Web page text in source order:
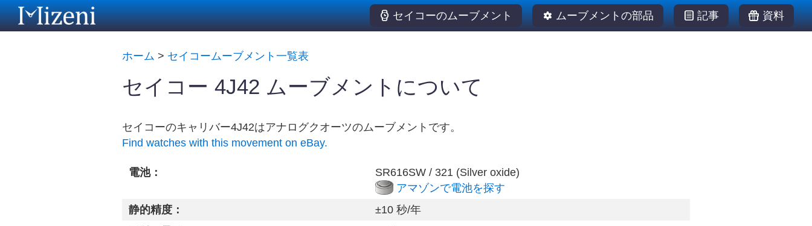
セイコーのムーブメント ムーブメントの部品 記事 資料
ホーム > セイコームーブメント一覧表
セイコー 4J42 ムーブメントについて
セイコーのキャリバー4J42はアナログクオーツのムーブメントです。
Find watches with this movement on eBay.
電池：
SR616SW / 321 (Silver oxide)
アマゾンで電池を探す
静的精度：
±10 秒/年